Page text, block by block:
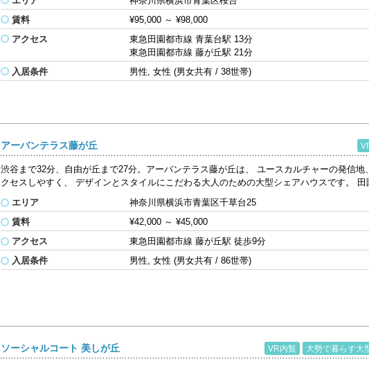
賃料
¥95,000～ ¥98,000
アクセス
東急田園都市線 青葉台駅 13分
東急田園都市線 藤が丘駅 21分
入居条件
男性, 女性 (男女共有 / 38世帯)
アーバンテラス藤が丘
渋谷まで32分、自由が丘まで27分。アーバンテラス藤が丘は、 ユースカルチャーの発信地
クセスしやすく、 デザインとスタイルにこだわる大人のための大型シェアハウスです。
エリア
神奈川県横浜市青葉区千草台25
賃料
¥42,000～ ¥45,000
アクセス
東急田園都市線 藤が丘駅 徒歩9分
入居条件
男性, 女性 (男女共有 / 86世帯)
ソーシャルコート 美しが丘 VR内覧 大勢で暮らす大